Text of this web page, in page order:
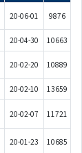
20-06-01 9876
20-04-30 10663
20-02-20 10889
20-02-10 13659
20-02-07 11721
20-01-23 10685